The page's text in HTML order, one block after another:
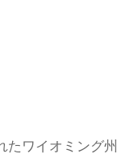
たワイオミング州